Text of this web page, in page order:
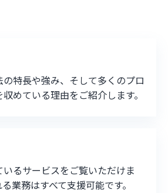
特長や強み、そして多くのプロ
めている理由をご紹介します。
るサービスをご覧いただけま
業務はすべて支援可能です。